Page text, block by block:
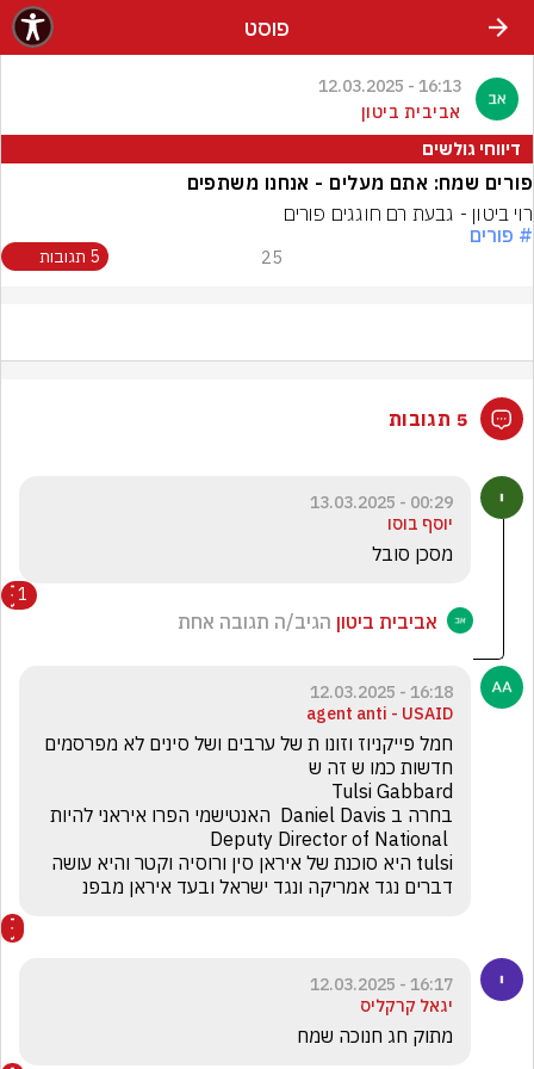
פוסט
16:13 - 12.03.2025
אביבית ביטון
דיווחי גולשים
פורים שמח: אתם מעלים - אנחנו משתפים
רוי ביטון - גבעת רם חוגגים פורים
# פורים
25 5 תגובות
5 תגובות
00:29 - 13.03.2025
יוסף בוסו
מסכן סובל
1
אביבית ביטון הגיב/ה תגובה אחת
16:18 - 12.03.2025
agent anti - USAID
דברים נגד אמריקה ונגד ישראל ובעד איראן מבפנ
16:17 - 12.03.2025
יגאל קרקליס
מתוק חג חנוכה שמח